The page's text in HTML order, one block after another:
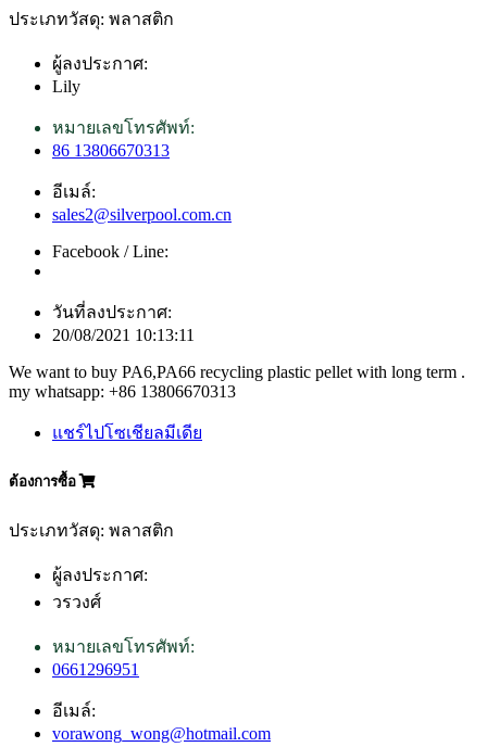
ประเภทวัสดุ: พลาสติก
ผู้ลงประกาศ:
Lily
หมายเลขโทรศัพท์:
86 13806670313
อีเมล์:
sales2@silverpool.com.cn
Facebook / Line:
วันที่ลงประกาศ:
20/08/2021 10:13:11
We want to buy PA6,PA66 recycling plastic pellet with long term .
my whatsapp: +86 13806670313
แชร์ไปโซเชียลมีเดีย
ต้องการซื้อ
ประเภทวัสดุ: พลาสติก
ผู้ลงประกาศ:
วรวงศ์
หมายเลขโทรศัพท์:
0661296951
อีเมล์:
vorawong_wong@hotmail.com